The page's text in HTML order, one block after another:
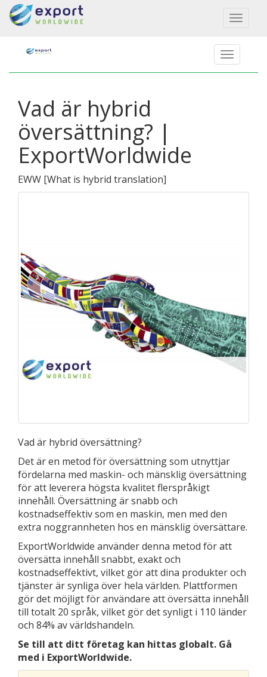
Toggle
Vad är hybrid
översättning? |
ExportWorldwide
EWW [What is hybrid translation]
Vad är hybrid översättning?
Det är en metod för översättning som utnyttjar
fördelarna med maskin- och mänsklig översättning
för att leverera högsta kvalitet flerspråkigt
innehåll. Översättning är snabb och
kostnadseffektiv som en maskin, men med den
extra noggrannheten hos en mänsklig översättare.
ExportWorldwide använder denna metod för att
översätta innehåll snabbt, exakt och
kostnadseffektivt, vilket gör att dina produkter och
tjänster är synliga över hela världen. Plattformen
gör det möjligt för användare att översätta innehåll
till totalt 20 språk, vilket gör det synligt i 110 länder
och 84% av världshandeln.
Se till att ditt företag kan hittas globalt. Gå
med i ExportWorldwide.